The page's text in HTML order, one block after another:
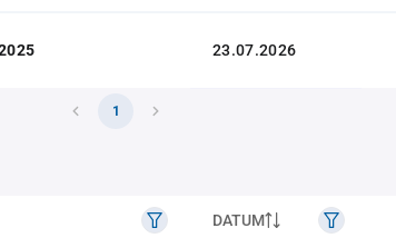
23.07.2026
1
DATUM